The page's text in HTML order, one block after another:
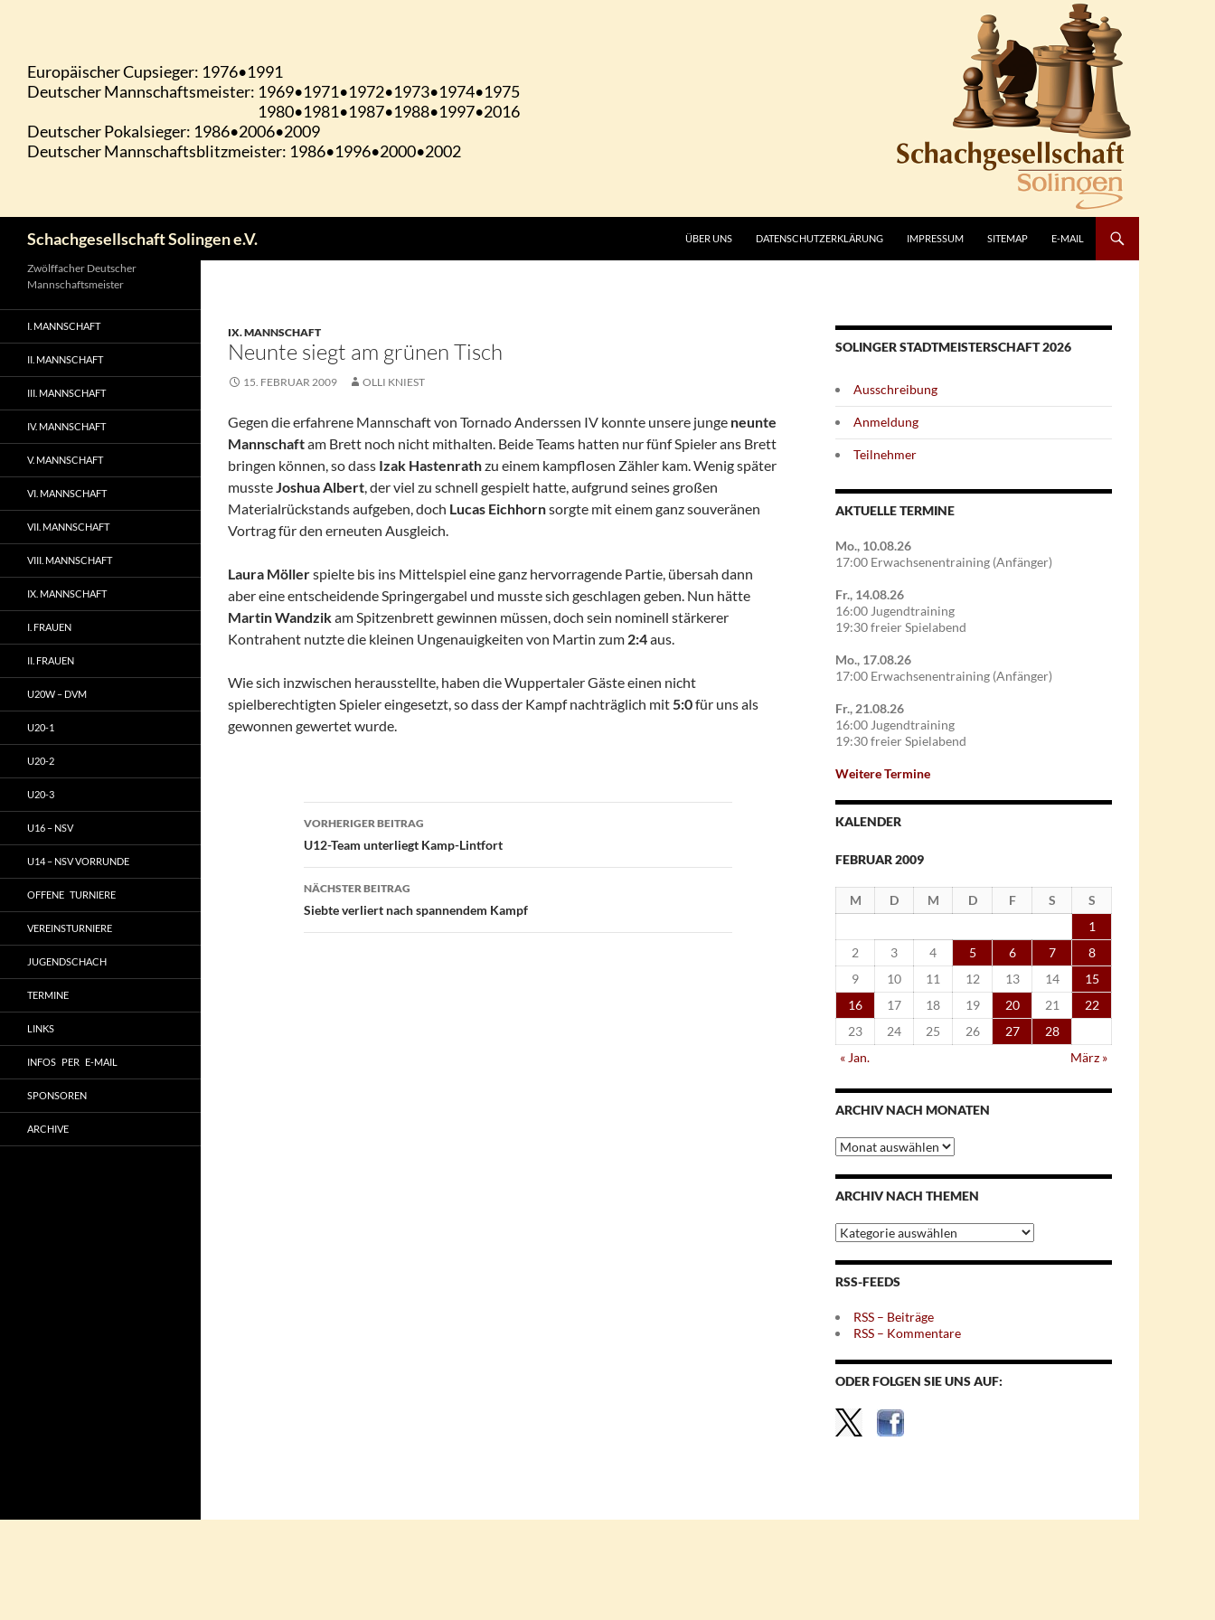
Schachgesellschaft Solingen e.V. ÜBER UNS DATENSCHUTZERKLÄRUNG IMPRESSUM SITEMAP E-MAIL
IX. MANNSCHAFT
Neunte siegt am grünen Tisch
15. FEBRUAR 2009 OLLI KNIEST
Gegen die erfahrene Mannschaft von Tornado Anderssen IV konnte unsere junge neunte
Mannschaftam Brett noch nicht mithalten. Beide Teams hatten nur fünf Spieler ans Brett
bringen können, so dass Izak Hastenrathzu einem kampflosen Zähler kam. Wenig später
mussteJoshua Albert, der viel zu schnell gespielt hatte, aufgrund seines großen
Materialrückstands aufgeben, doch Lucas Eichhornsorgte mit einem ganz souveränen
Vortrag für den erneuten Ausgleich.
Laura Möllerspielte bis ins Mittelspiel eine ganz hervorragende Partie, übersah dann
aber eine entscheidende Springergabel und musste sich geschlagen geben. Nun hätte
Martin Wandzikam Spitzenbrett gewinnen müssen, doch sein nominell stärkerer
Kontrahent nutzte die kleinen Ungenauigkeiten von Martin zum 2:4aus.
Wie sich inzwischen herausstellte, haben die Wuppertaler Gäste einen nicht
spielberechtigten Spieler eingesetzt, so dass der Kampf nachträglich mit5:0für uns als
gewonnen gewertet wurde.
Beitragsnavigation
VORHERIGER BEITRAG
U12-Team unterliegt Kamp-Lintfort
NÄCHSTER BEITRAG
Siebte verliert nach spannendem Kampf
SOLINGER STADTMEISTERSCHAFT 2026
Ausschreibung
Anmeldung
Teilnehmer
AKTUELLE TERMINE
Mo., 10.08.26
17:00 Erwachsenentraining (Anfänger)
Fr., 14.08.26
16:00 Jugendtraining
19:30 freier Spielabend
Mo., 17.08.26
17:00 Erwachsenentraining (Anfänger)
Fr., 21.08.26
16:00 Jugendtraining
19:30 freier Spielabend
Weitere Termine
KALENDER
FEBRUAR 2009
M D M D F S
S
1
2
3 4 5 6 7
8
9
10 11 12 13 14
15
16
17 18 19 20 21
22
23
24 25 26 27
28
« Jan.
März »
ARCHIV NACH MONATEN
Archiv
nach
Monaten
ARCHIV NACH THEMEN
Archiv
nach
Themen
RSS-FEEDS
RSS – Beiträge
RSS – Kommentare
ODER FOLGEN SIE UNS AUF:
Zwölffacher Deutscher
Mannschaftsmeister
I. MANNSCHAFT
II. MANNSCHAFT
III. MANNSCHAFT
IV. MANNSCHAFT
V. MANNSCHAFT
VI. MANNSCHAFT
VII. MANNSCHAFT
VIII. MANNSCHAFT
IX. MANNSCHAFT
I. FRAUEN
II. FRAUEN
U20W – DVM
U20-1
U20-2
U20-3
U16 – NSV
U14 – NSV VORRUNDE
OFFENE TURNIERE
VEREINSTURNIERE
JUGENDSCHACH
TERMINE
LINKS
INFOS PER E-MAIL
SPONSOREN
ARCHIVE